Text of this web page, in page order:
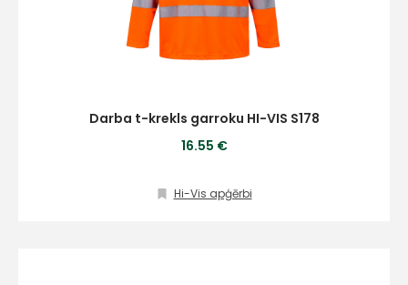
Darba t-krekls garroku HI-VIS S178
16.55 €
Hi-Vis apģērbi